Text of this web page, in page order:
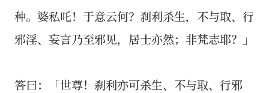
种。婆私吒！于意云何？刹利杀生，不与取、行
邪淫、妄言乃至邪见，居士亦然；非梵志耶？」
答曰：「世尊！刹利亦可杀生、不与取、行邪